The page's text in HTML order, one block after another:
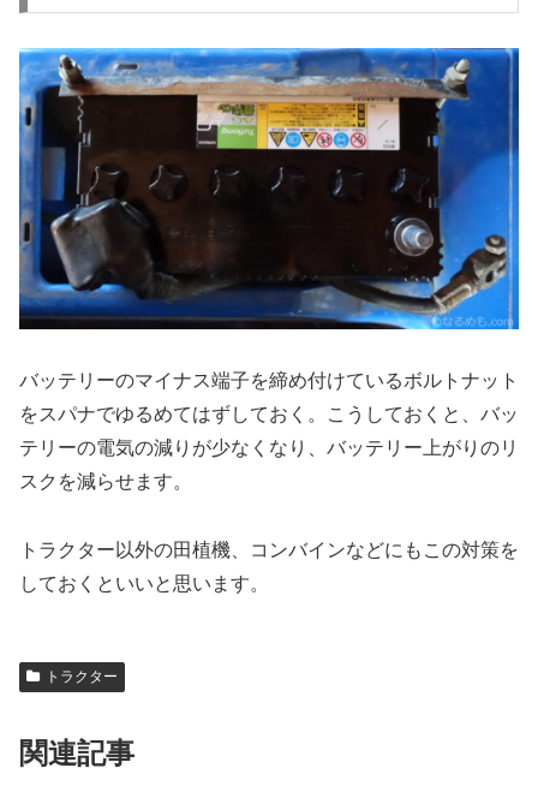
バッテリーのマイナス端子を締め付けているボルトナット
をスパナでゆるめてはずしておく。こうしておくと、バッ
テリーの電気の減りが少なくなり、バッテリー上がりのリ
スクを減らせます。
トラクター以外の田植機、コンバインなどにもこの対策を
しておくといいと思います。
トラクター
関連記事